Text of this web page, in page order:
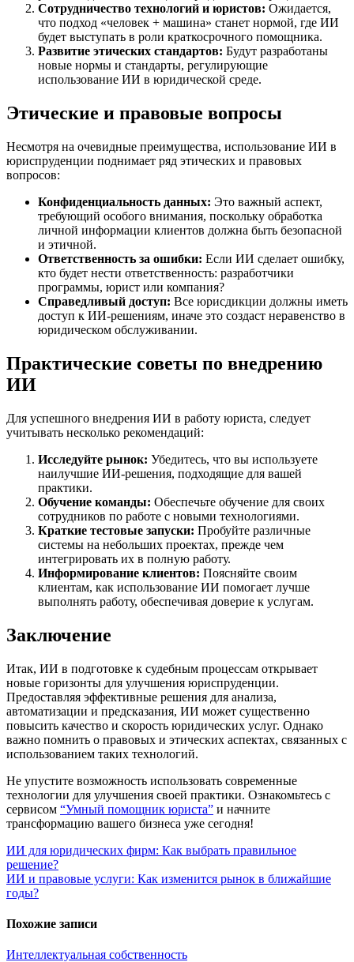
Сотрудничество технологий и юристов: Ожидается,
что подход «человек + машина» станет нормой, где ИИ
будет выступать в роли краткосрочного помощника.
Развитие этических стандартов: Будут разработаны
новые нормы и стандарты, регулирующие
использование ИИ в юридической среде.
Этические и правовые вопросы
Несмотря на очевидные преимущества, использование ИИ в
юриспруденции поднимает ряд этических и правовых
вопросов:
Конфиденциальность данных: Это важный аспект,
требующий особого внимания, поскольку обработка
личной информации клиентов должна быть безопасной
и этичной.
Ответственность за ошибки: Если ИИ сделает ошибку,
кто будет нести ответственность: разработчики
программы, юрист или компания?
Справедливый доступ: Все юрисдикции должны иметь
доступ к ИИ-решениям, иначе это создаст неравенство в
юридическом обслуживании.
Практические советы по внедрению
ИИ
Для успешного внедрения ИИ в работу юриста, следует
учитывать несколько рекомендаций:
Исследуйте рынок: Убедитесь, что вы используете
наилучшие ИИ-решения, подходящие для вашей
практики.
Обучение команды: Обеспечьте обучение для своих
сотрудников по работе с новыми технологиями.
Краткие тестовые запуски: Пробуйте различные
системы на небольших проектах, прежде чем
интегрировать их в полную работу.
Информирование клиентов: Поясняйте своим
клиентам, как использование ИИ помогает лучше
выполнять работу, обеспечивая доверие к услугам.
Заключение
Итак, ИИ в подготовке к судебным процессам открывает
новые горизонты для улучшения юриспруденции.
Предоставляя эффективные решения для анализа,
автоматизации и предсказания, ИИ может существенно
повысить качество и скорость юридических услуг. Однако
важно помнить о правовых и этических аспектах, связанных с
использованием таких технологий.
Не упустите возможность использовать современные
технологии для улучшения своей практики. Ознакомьтесь с
сервисом “Умный помощник юриста” и начните
трансформацию вашего бизнеса уже сегодня!
Навигация
по
записям
ИИ для юридических фирм: Как выбрать правильное
решение?
ИИ и правовые услуги: Как изменится рынок в ближайшие
годы?
Похожие записи
Интеллектуальная собственность